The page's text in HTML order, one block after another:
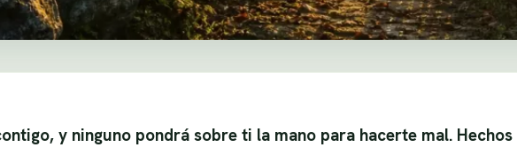
y ninguno pondrá sobre ti la mano para hacerte mal. Hechos